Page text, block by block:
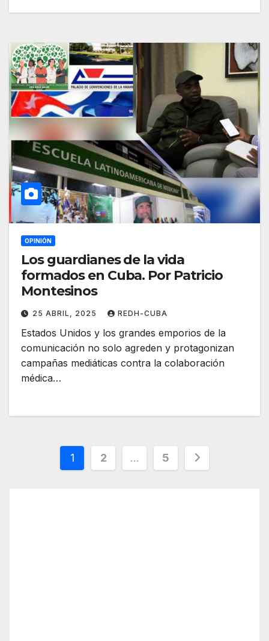
OPINIÓN
Los guardianes de la vida
formados en Cuba. Por Patricio
Montesinos
25 ABRIL, 2025 REDH-CUBA
Estados Unidos y los grandes emporios de la
comunicación no solo agreden y protagonizan
campañas mediáticas contra la colaboración
médica…
Paginación
1 2 … 5